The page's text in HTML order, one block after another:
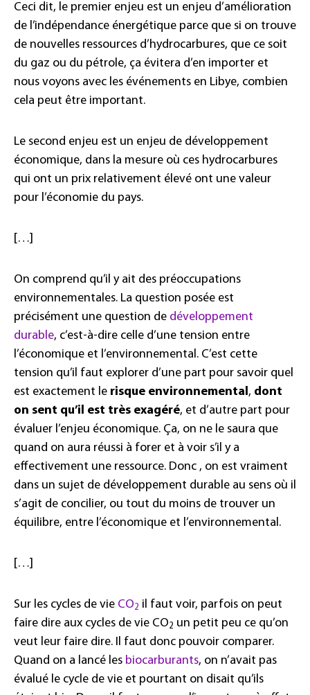
Ceci dit, le premier enjeu est un enjeu d’amélioration
de l’indépendance énergétique parce que si on trouve
de nouvelles ressources d’hydrocarbures, que ce soit
du gaz ou du pétrole, ça évitera d’en importer et
nous voyons avec les événements en Libye, combien
cela peut être important.
Le second enjeu est un enjeu de développement
économique, dans la mesure où ces hydrocarbures
qui ont un prix relativement élevé ont une valeur
pour l’économie du pays.
[…]
On comprend qu’il y ait des préoccupations
environnementales. La question posée est
précisément une question de développement
durable, c’est-à-dire celle d’une tension entre
l’économique et l’environnemental. C’est cette
tension qu’il faut explorer d’une part pour savoir quel
est exactement le risque environnemental, dont
on sent qu’il est très exagéré, et d’autre part pour
évaluer l’enjeu économique. Ça, on ne le saura que
quand on aura réussi à forer et à voir s’il y a
effectivement une ressource. Donc , on est vraiment
dans un sujet de développement durable au sens où il
s’agit de concilier, ou tout du moins de trouver un
équilibre, entre l’économique et l’environnemental.
[…]
Sur les cycles de vie CO2 il faut voir, parfois on peut
faire dire aux cycles de vie CO2 un petit peu ce qu’on
veut leur faire dire. Il faut donc pouvoir comparer.
Quand on a lancé les biocarburants, on n’avait pas
évalué le cycle de vie et pourtant on disait qu’ils